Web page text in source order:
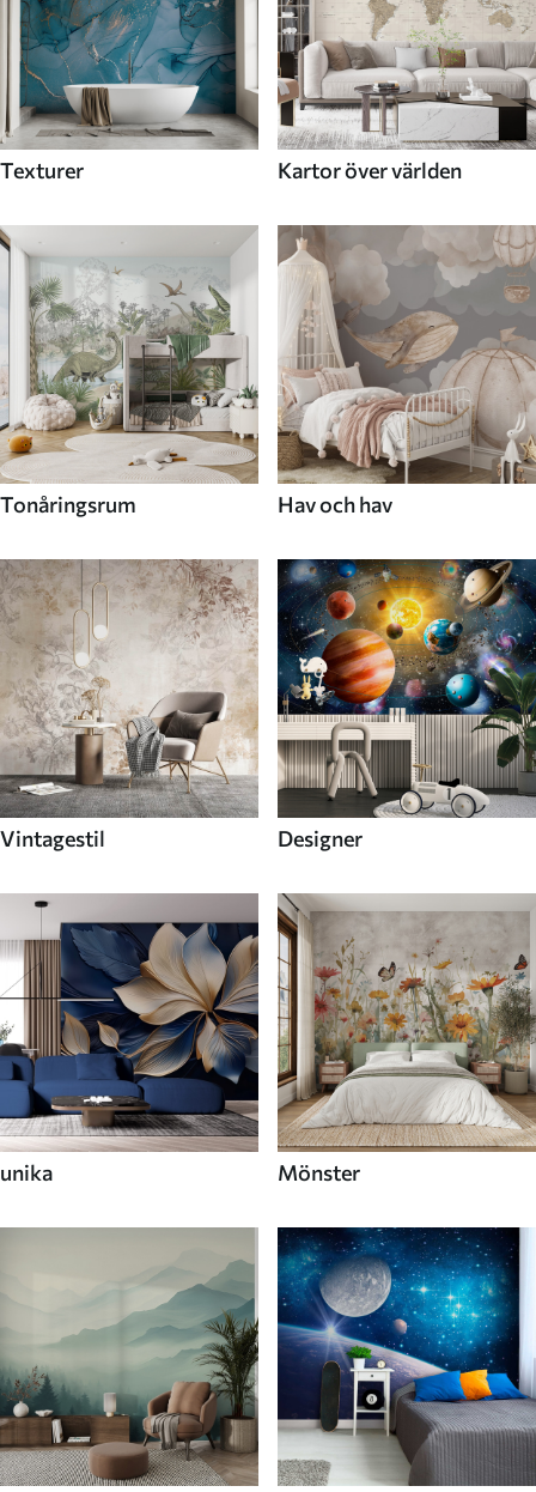
Texturer Kartor över världen
Tonåringsrum Hav och hav
Vintagestil Designer
unika Mönster